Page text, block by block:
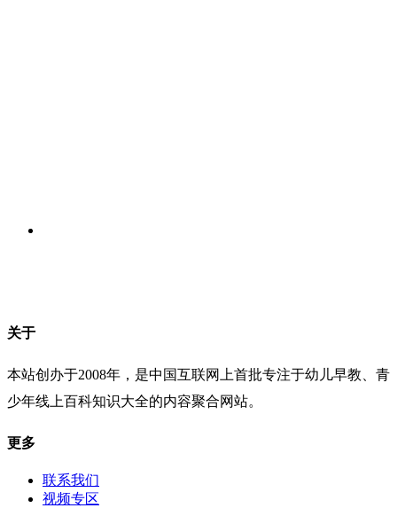
关于
本站创办于2008年，是中国互联网上首批专注于幼儿早教、青
少年线上百科知识大全的内容聚合网站。
更多
联系我们
视频专区